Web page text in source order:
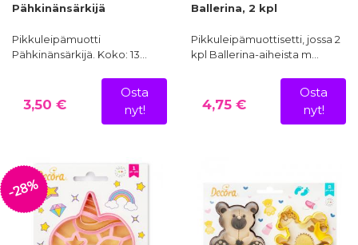
Pähkinänsärkijä
Pikkuleipämuotti
Pähkinänsärkijä. Koko: 13…
3,50 €
Osta
nyt!
Ballerina, 2 kpl
Pikkuleipämuottisetti, jossa 2
kpl Ballerina-aiheista m…
4,75 €
Osta
nyt!
-28%